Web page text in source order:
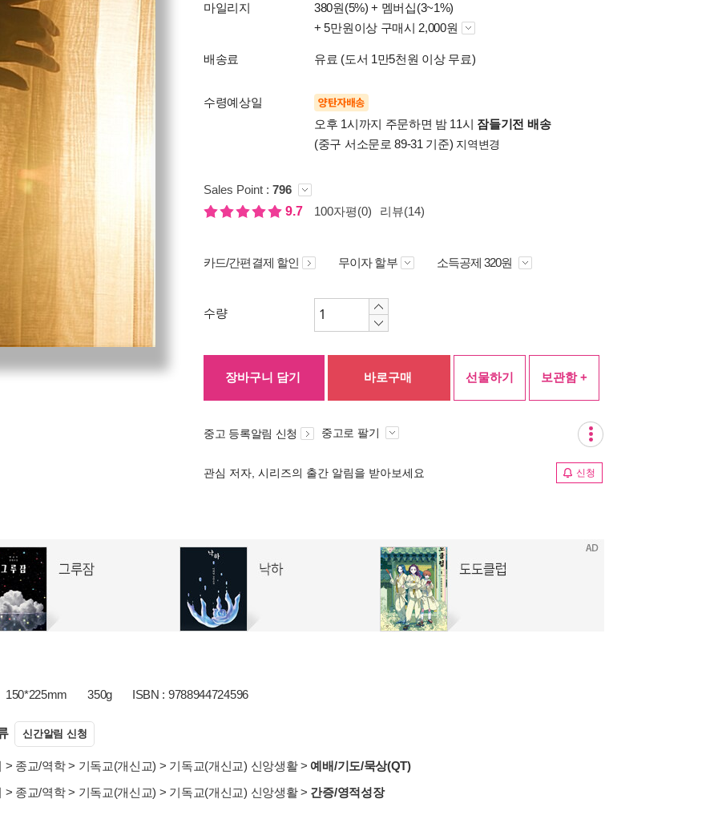
마일리지 380원(5%) + 멤버십(3~1%)
+ 5만원이상 구매시 2,000원
배송료 유료 (도서 1만5천원 이상 무료)
수령예상일 양탄자배송
오후 1시까지 주문하면 밤 11시 잠들기전 배송
(중구 서소문로 89-31 기준) 지역변경
Sales Point : 796
9.7
100자평(0) 리뷰(14)
카드/간편결제 할인 무이자 할부 소득공제 320원
수량
장바구니 담기 바로구매 선물하기 보관함 +
중고 등록알림 신청 중고로 팔기
관심 저자, 시리즈의 출간 알림을 받아보세요 신청
150*225mm 350g ISBN : 9788944724596
신간알림 신청
> 종교/역학> 기독교(개신교) > 기독교(개신교) 신앙생활>예배/기도/묵상(QT)
> 종교/역학> 기독교(개신교) > 기독교(개신교) 신앙생활> 간증/영적성장